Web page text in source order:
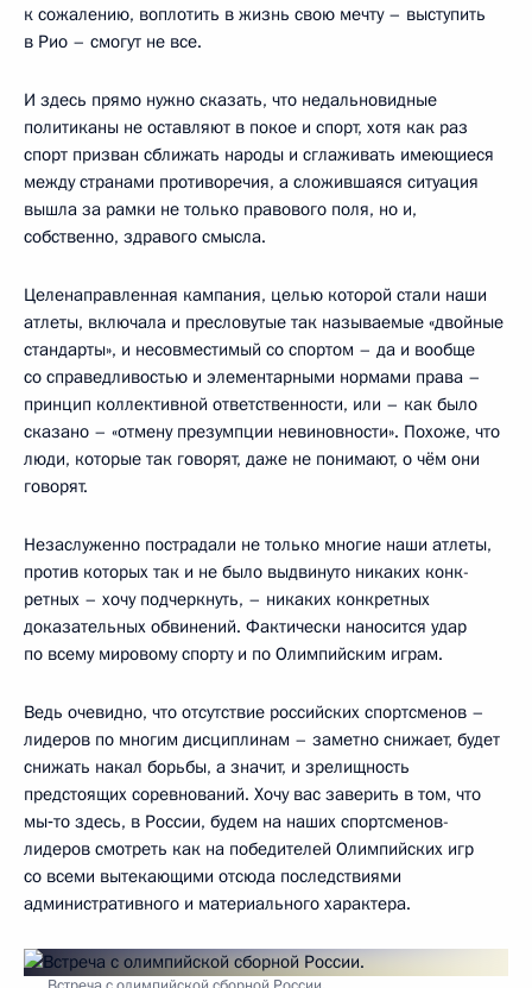
к сожалению, воп­лотить в жизнь свою мечту – вы­сту­пить
в Рио – смогут не все.
И здесь прямо нужно сказать, что недальновидные
политиканы не оставляют в покое и спорт, хотя как раз
спорт призван сближать народы и сглаживать имеющиеся
между странами противоречия, а сло­жив­шаяся ситуация
вышла за рамки не только право­вого поля, но и,
собственно, здра­вого смысла.
Целенаправленная кам­па­­ния, целью которой стали на­ши
атлеты, вклю­чала и прес­ловутые так называемые «двойные
стан­дар­ты», и не­совместимый со спортом – да и вообще
со спра­вед­ли­во­стью и элемен­тарными нор­мами права –
принцип кол­лектив­ной от­вет­ствен­ности, или – как было
ска­зано – «отмену пре­зумпции невиновности». Похоже, что
люди, которые так говорят, даже не понимают, о чём они
говорят.
Незаслуженно пост­ра­дали не только многие наши атлеты,
против кото­рых так и не было выдви­нуто никаких конк­
ретных – хочу подчеркнуть, – никаких конкретных
доказательных обвинений. Факти­чески наносится удар
по всему ми­ро­вому спорту и по Олим­пийским играм.
Ведь очевидно, что от­сут­ствие российских спортсменов –
лидеров по мно­гим дис­циплинам – заметно сни­жает, будет
снижать на­кал борь­бы, а значит, и зрелищность
предстоящих сорев­нова­ний. Хочу вас заверить в том, что
мы‑то здесь, в России, будем на наших спортсменов-
лидеров смотреть как на победителей Олимпийских игр
со всеми вытекающими отсюда последствиями
административного и материального характера.